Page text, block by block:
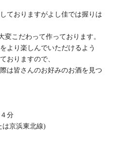
ておりますがよし佳では握りは
変こだわって作っております。
より楽しんでいただけるよう
おりますので、
は皆さんのお好みのお酒を見つ
分
京浜東北線)